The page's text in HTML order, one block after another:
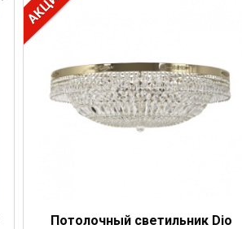
Потолочный светильник Dio